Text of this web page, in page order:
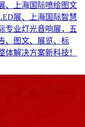
、上海国际喷绘图文
展、上海国际智慧
专业灯光音响展，五
、图文、展览、标
解决方案新科技！